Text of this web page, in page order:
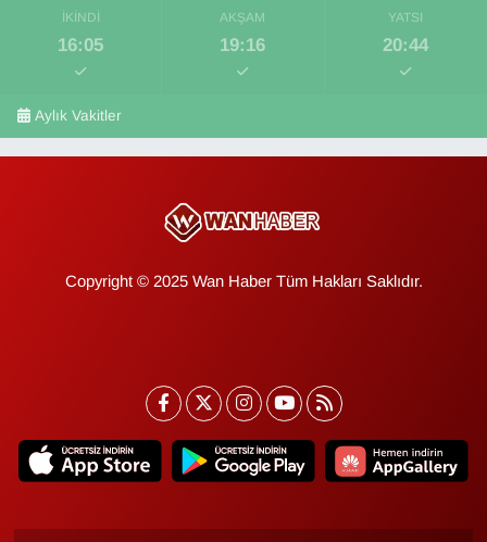
İKINDI
16:05
AKŞAM
19:16
YATSI
20:44
Aylık Vakitler
Copyright © 2025 Wan Haber Tüm Hakları Saklıdır.